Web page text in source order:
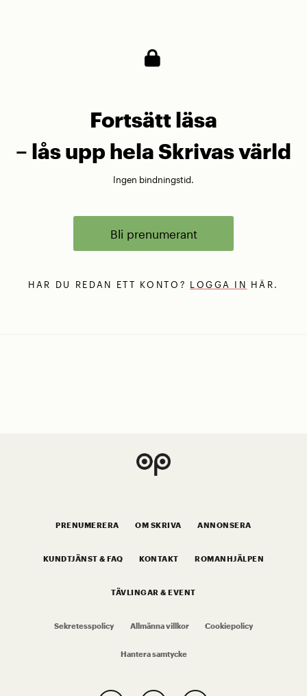
Fortsätt läsa
– lås upp hela Skrivas värld
Ingen bindningstid.
Bli prenumerant
HAR DU REDAN ETT KONTO? LOGGA IN HÄR.
PRENUMERERA OM SKRIVA ANNONSERA
KUNDTJÄNST & FAQ KONTAKT ROMANHJÄLPEN
TÄVLINGAR & EVENT
Sekretesspolicy Allmänna villkor Cookiepolicy
Hantera samtycke